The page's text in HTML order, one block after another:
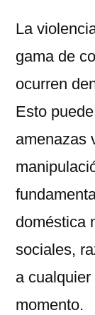
La
gama de
ocurren
Esto
amenazas
doméstica
sociales,
a
momento.